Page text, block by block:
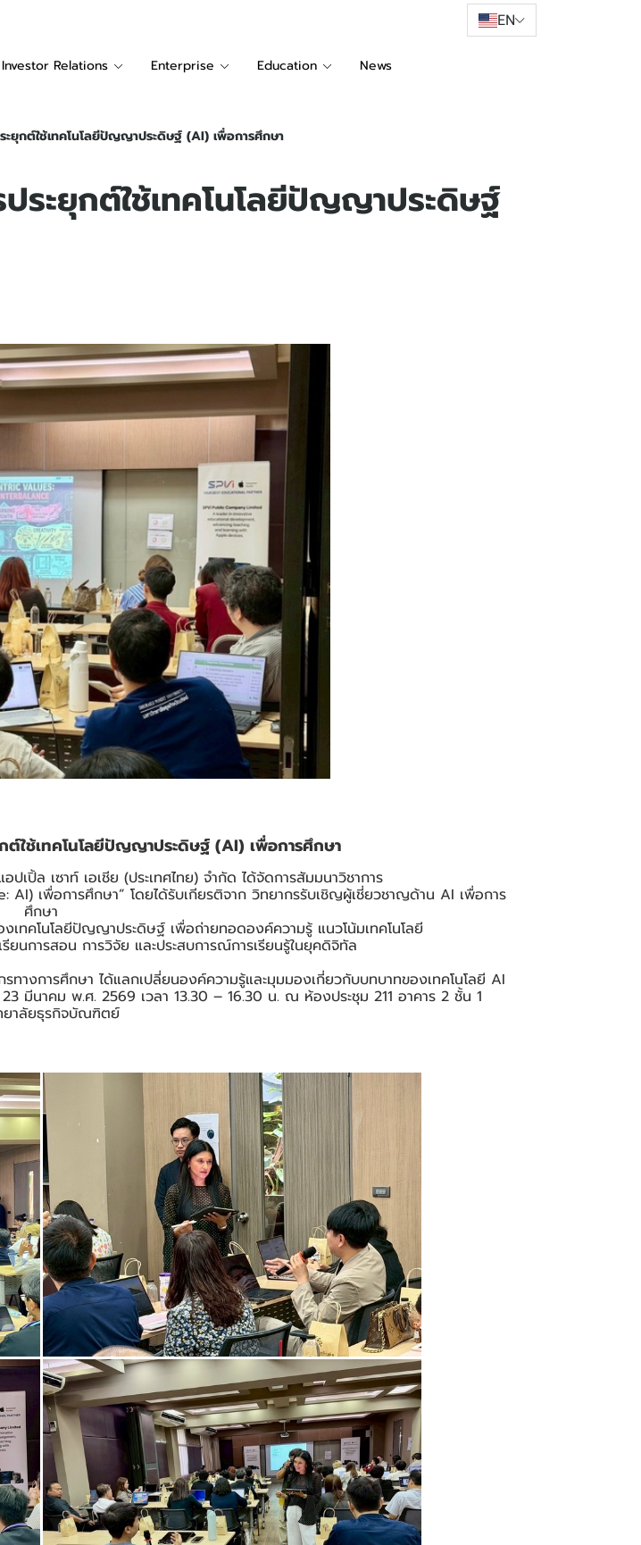
EN
Investor Relations Enterprise Education News
ะยุกต์ใช้เทคโนโลยีปัญญาประดิษฐ์ (AI) เพื่อการศึกษา
ระยุกต์ใช้เทคโนโลยีปัญญาประดิษฐ์
ต์ใช้เทคโนโลยีปัญญาประดิษฐ์ (AI) เพื่อการศึกษา
ปิ้ล เซาท์ เอเชีย (ประเทศไทย) จำกัด ได้จัดการสัมมนาวิชาการ
เพื่อการศึกษา” โดยได้รับเกียรติจาก วิทยากรรับเชิญผู้เชี่ยวชาญด้าน AI เพื่อการ
ศึกษา
งเทคโนโลยีปัญญาประดิษฐ์ เพื่อถ่ายทอดองค์ความรู้ แนวโน้มเทคโนโลยี
ยนการสอน การวิจัย และประสบการณ์การเรียนรู้ในยุคดิจิทัล
างการศึกษา ได้แลกเปลี่ยนองค์ความรู้และมุมมองเกี่ยวกับบทบาทของเทคโนโลยี AI
มีนาคม พ.ศ. 2569 เวลา 13.30 – 16.30 น. ณ ห้องประชุม 211 อาคาร 2 ชั้น 1
ยาลัยธุรกิจบัณฑิตย์